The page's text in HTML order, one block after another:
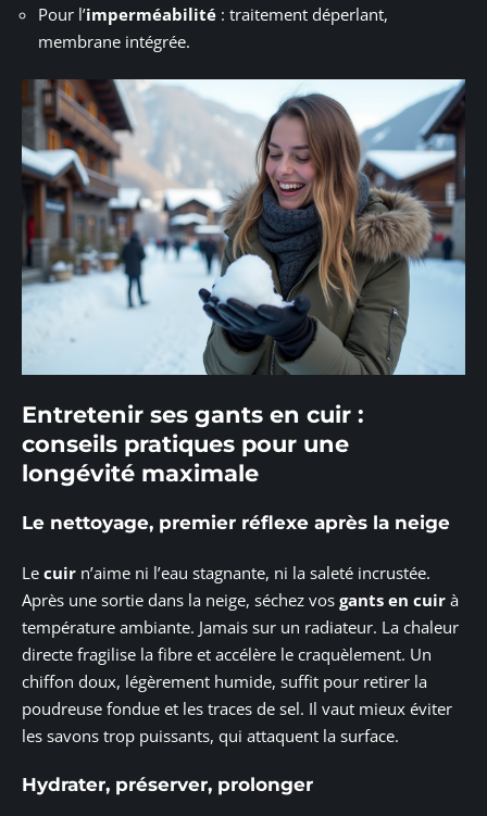
Pour l’imperméabilité : traitement déperlant,
membrane intégrée.
Entretenir ses gants en cuir :
conseils pratiques pour une
longévité maximale
Le nettoyage, premier réflexe après la neige
Le cuir n’aime ni l’eau stagnante, ni la saleté incrustée.
Après une sortie dans la neige, séchez vos gants en cuir à
température ambiante. Jamais sur un radiateur. La chaleur
directe fragilise la fibre et accélère le craquèlement. Un
chiffon doux, légèrement humide, suffit pour retirer la
poudreuse fondue et les traces de sel. Il vaut mieux éviter
les savons trop puissants, qui attaquent la surface.
Hydrater, préserver, prolonger